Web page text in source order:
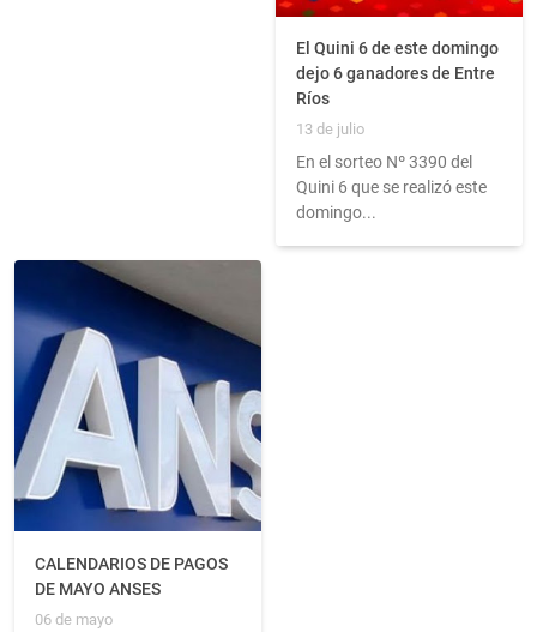
El Quini 6 de este domingo
dejo 6 ganadores de Entre
Ríos
13 de julio
En el sorteo Nº 3390 del
Quini 6 que se realizó este
domingo...
CALENDARIOS DE PAGOS
DE MAYO ANSES
06 de mayo